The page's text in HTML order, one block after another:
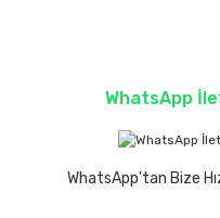
WhatsApp
WhatsApp'tan Bize